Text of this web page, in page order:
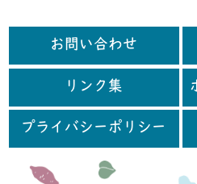
お問い合わせ
リンク集
プライバシーポリシー